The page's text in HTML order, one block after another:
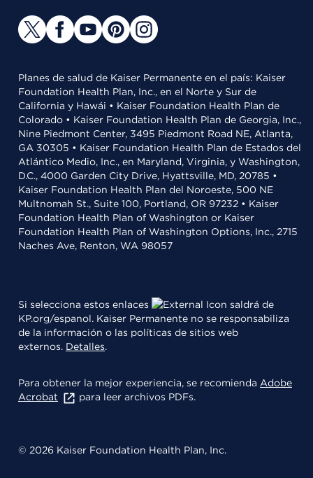
Planes de salud de Kaiser Permanente en el país: Kaiser
Foundation Health Plan, Inc., en el Norte y Sur de
California y Hawái • Kaiser Foundation Health Plan de
Colorado • Kaiser Foundation Health Plan de Georgia, Inc.,
Nine Piedmont Center, 3495 Piedmont Road NE, Atlanta,
GA 30305 • Kaiser Foundation Health Plan de Estados del
Atlántico Medio, Inc., en Maryland, Virginia, y Washington,
D.C., 4000 Garden City Drive, Hyattsville, MD, 20785 •
Kaiser Foundation Health Plan del Noroeste, 500 NE
Multnomah St., Suite 100, Portland, OR 97232 • Kaiser
Foundation Health Plan of Washington or Kaiser
Foundation Health Plan of Washington Options, Inc., 2715
Naches Ave, Renton, WA 98057
Si selecciona estos enlaces
saldrá de
KP.org/espanol. Kaiser Permanente no se responsabiliza
de la información o las políticas de sitios web
externos. Detalles.
Para obtener la mejor experiencia, se recomienda Adobe
Acrobat
para leer archivos PDFs.
© 2026 Kaiser Foundation Health Plan, Inc.